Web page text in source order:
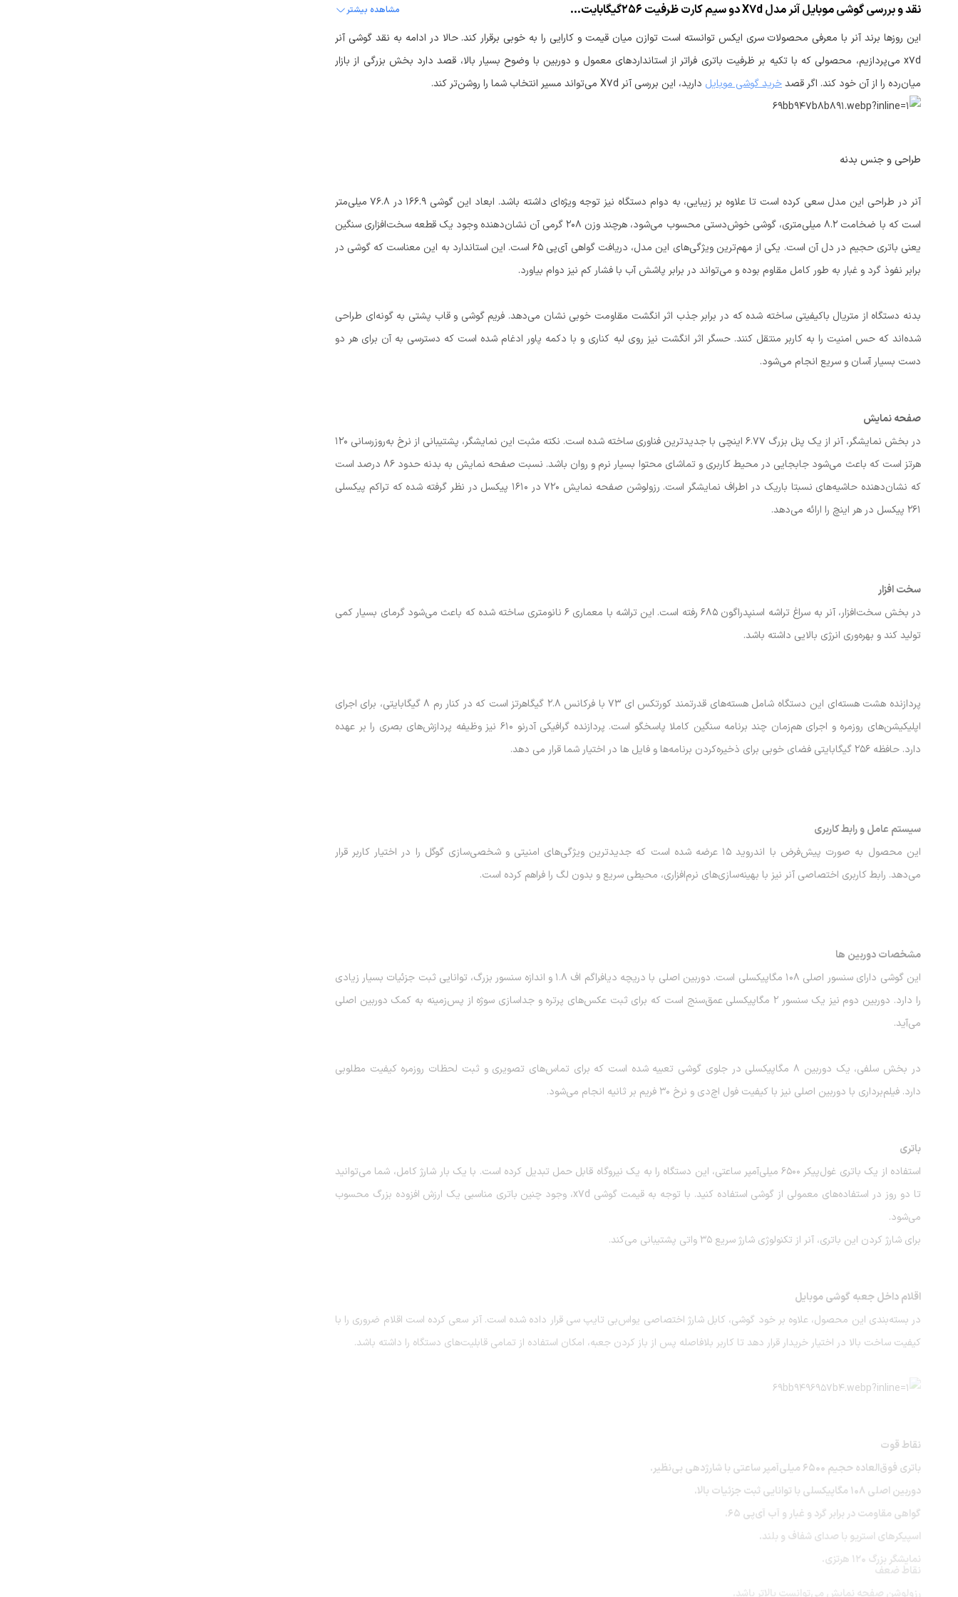
نقد و بررسی گوشی موبایل آنر مدل X7d دو سیم کارت ظرفیت 256گیگابایت و 8 گیگابایت رم مشاهده بیشتر
این روزها برند آنر با معرفی محصولات سری ایکس توانسته است توازن میان قیمت و کارایی را به خوبی برقرار کند. حالا در ادامه به نقد گوشی آنر
x7d می‌پردازیم، محصولی که با تکیه بر ظرفیت باتری فراتر از استانداردهای معمول و دوربین با وضوح بسیار بالا، قصد دارد بخش بزرگی از بازار
میان‌رده را از آن خود کند. اگر قصدخرید گوشی موبایل دارید، این بررسی آنر X7d می‌تواند مسیر انتخاب شما را روشن‌تر کند.
طراحی و جنس بدنه
آنر در طراحی این مدل سعی کرده است تا علاوه بر زیبایی، به دوام دستگاه نیز توجه ویژه‌ای داشته باشد. ابعاد این گوشی ۱۶۶.۹ در ۷۶.۸ میلی‌متر
است که با ضخامت ۸.۲ میلی‌متری، گوشی خوش‌دستی محسوب می‌شود، هرچند وزن ۲۰۸ گرمی آن نشان‌دهنده وجود یک قطعه سخت‌افزاری سنگین
یعنی باتری حجیم در دل آن است. یکی از مهم‌ترین ویژگی‌های این مدل، دریافت گواهی آی‌پی ۶۵ است. این استاندارد به این معناست که گوشی در
برابر نفوذ گرد و غبار به طور کامل مقاوم بوده و می‌تواند در برابر پاشش آب با فشار کم نیز دوام بیاورد.
بدنه دستگاه از متریال باکیفیتی ساخته شده که در برابر جذب اثر انگشت مقاومت خوبی نشان می‌دهد. فریم گوشی و قاب پشتی به گونه‌ای طراحی
شده‌اند که حس امنیت را به کاربر منتقل کنند. حسگر اثر انگشت نیز روی لبه کناری و با دکمه پاور ادغام شده است که دسترسی به آن برای هر دو
دست بسیار آسان و سریع انجام می‌شود.
صفحه نمایش
در بخش نمایشگر، آنر از یک پنل بزرگ ۶.۷۷ اینچی با جدیدترین فناوری ساخته شده است. نکته مثبت این نمایشگر، پشتیبانی از نرخ به‌روزرسانی ۱۲۰
هرتز است که باعث می‌شود جابجایی در محیط کاربری و تماشای محتوا بسیار نرم و روان باشد. نسبت صفحه نمایش به بدنه حدود ۸۶ درصد است
که نشان‌دهنده حاشیه‌های نسبتا باریک در اطراف نمایشگر است. رزولوشن صفحه نمایش ۷۲۰ در ۱۶۱۰ پیکسل در نظر گرفته شده که تراکم پیکسلی
۲۶۱ پیکسل در هر اینچ را ارائه می‌دهد.
سخت افزار
در بخش سخت‌افزار، آنر به سراغ تراشه اسنپدراگون ۶۸۵ رفته است. این تراشه با معماری ۶ نانومتری ساخته شده که باعث می‌شود گرمای بسیار کمی
تولید کند و بهره‌وری انرژی بالایی داشته باشد.
پردازنده هشت هسته‌ای این دستگاه شامل هسته‌های قدرتمند کورتکس ای ۷۳ با فرکانس ۲.۸ گیگاهرتز است که در کنار رم ۸ گیگابایتی، برای اجرای
اپلیکیشن‌های روزمره و اجرای هم‌زمان چند برنامه سنگین کاملا پاسخگو است. پردازنده گرافیکی آدرنو ۶۱۰ نیز وظیفه پردازش‌های بصری را بر عهده
دارد. حافظه ۲۵۶ گیگابایتی فضای خوبی برای ذخیره‌کردن برنامه‌ها و فایل ها در اختیار شما قرار می دهد.
سیستم عامل و رابط کاربری
این محصول به صورت پیش‌فرض با اندروید ۱۵ عرضه شده است که جدیدترین ویژگی‌های امنیتی و شخصی‌سازی گوگل را در اختیار کاربر قرار
می‌دهد. رابط کاربری اختصاصی آنر نیز با بهینه‌سازی‌های نرم‌افزاری، محیطی سریع و بدون لگ را فراهم کرده است.
مشخصات دوربین ها
این گوشی دارای سنسور اصلی ۱۰۸ مگاپیکسلی است. دوربین اصلی با دریچه دیافراگم اف ۱.۸ و اندازه سنسور بزرگ، توانایی ثبت جزئیات بسیار زیادی
را دارد. دوربین دوم نیز یک سنسور ۲ مگاپیکسلی عمق‌سنج است که برای ثبت عکس‌های پرتره و جداسازی سوژه از پس‌زمینه به کمک دوربین اصلی
می‌آید.
در بخش سلفی، یک دوربین ۸ مگاپیکسلی در جلوی گوشی تعبیه شده است که برای تماس‌های تصویری و ثبت لحظات روزمره کیفیت مطلوبی
دارد. فیلم‌برداری با دوربین اصلی نیز با کیفیت فول اچ‌دی و نرخ ۳۰ فریم بر ثانیه انجام می‌شود.
باتری
استفاده از یک باتری غول‌پیکر ۶۵۰۰ میلی‌آمپر ساعتی، این دستگاه را به یک نیروگاه قابل حمل تبدیل کرده است. با یک بار شارژ کامل، شما می‌توانید
تا دو روز در استفاده‌های معمولی از گوشی استفاده کنید. با توجه به قیمت گوشی x7d، وجود چنین باتری مناسبی یک ارزش افزوده بزرگ محسوب
می‌شود.
برای شارژ کردن این باتری، آنر از تکنولوژی شارژ سریع ۳۵ واتی پشتیبانی می‌کند.
اقلام داخل جعبه گوشی موبایل
در بسته‌بندی این محصول، علاوه بر خود گوشی، کابل شارژ اختصاصی یواس‌بی تایپ سی قرار داده شده است. آنر سعی کرده است اقلام ضروری را با
کیفیت ساخت بالا در اختیار خریدار قرار دهد تا کاربر بلافاصله پس از باز کردن جعبه، امکان استفاده از تمامی قابلیت‌های دستگاه را داشته باشد.
نقاط قوت
باتری فوق‌العاده حجیم ۶۵۰۰ میلی‌آمپر ساعتی با شارژدهی بی‌نظیر.
دوربین اصلی ۱۰۸ مگاپیکسلی با توانایی ثبت جزئیات بالا.
گواهی مقاومت در برابر گرد و غبار و آب آی‌پی ۶۵.
اسپیکرهای استریو با صدای شفاف و بلند.
نمایشگر بزرگ ۱۲۰ هرتزی.
نقاط ضعف
رزولوشن صفحه نمایش می‌توانست بالاتر باشد.